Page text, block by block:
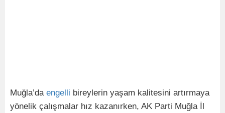
Muğla’da engelli bireylerin yaşam kalitesini artırmaya
yönelik çalışmalar hız kazanırken, AK Parti Muğla İl